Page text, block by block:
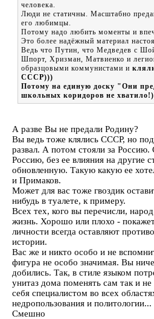
человека.
Люди не статичны. Масштабно
его любимцы.
Потому надо любить моменты и
Это более надёжный материал
Ведь что Путин, что Медведев с
Шпорт, Хризман, Матвиенко и
образцовыми коммунистами и
СССР)))
Потому на единую доску "Они
школьных коридоров не
А разве Вы не предали Родину?
Вы ведь тоже клялись СССР, но
развал. А потом стояли за
Россию, без ее влияния на другие
обновленную. Такую какую ее
и Примаков.
Может для вас тоже гвоздик
нибудь в туалете, к примеру.
Всех тех, кого вы перечисли,
жизнь. Хорошо или плохо -
личности всегда оставляют
истории.
Вас же и никто особо и не
фигура не особо значимая. Вы
добились. Так, в стиле языком
унитаз дома поменять сам так и
себя специалистом во всех
недропользования и политологии...
Смешно